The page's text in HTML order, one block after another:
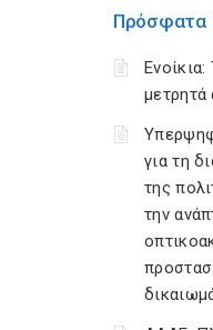
Πρόσφατα
για τη
της
την